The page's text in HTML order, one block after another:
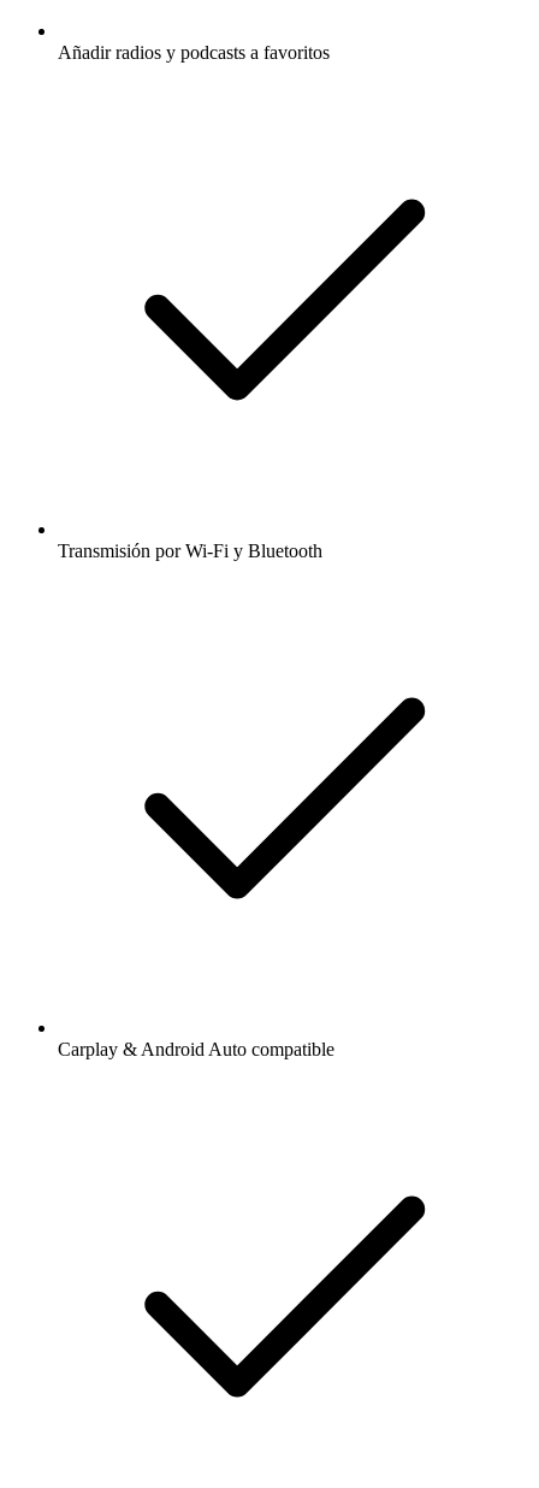
Añadir radios y podcasts a favoritos
Transmisión por Wi-Fi y Bluetooth
Carplay & Android Auto compatible